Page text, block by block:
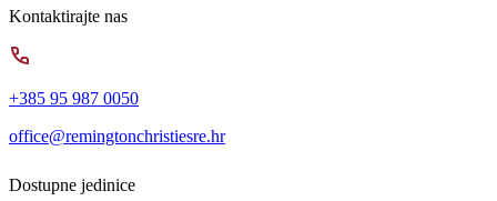
Kontaktirajte nas
+385 95 987 0050
office@remingtonchristiesre.hr
Dostupne jedinice